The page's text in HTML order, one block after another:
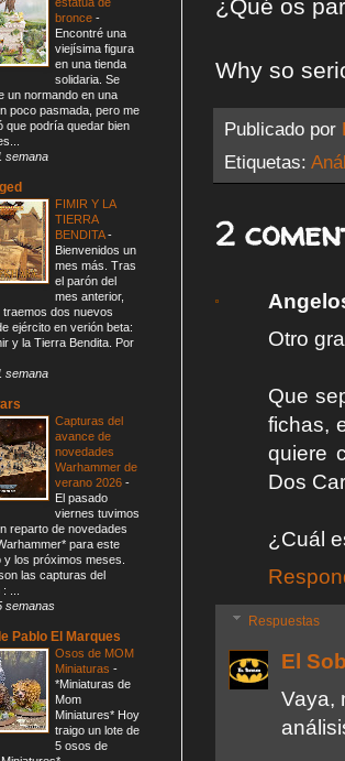
¿Qué os
Why so
Publicado por
Etiquetas:
2
Otro
Que
fichas,
quiere
Dos
¿Cuál
Respuestas
El
Vaya,
bronce -
Encontré una
viejísima figura
en una tienda
solidaria. Se
un normando en una
poco pasmada, pero me
que podría quedar bien
semana
FIMIR Y LA
TIERRA
BENDITA-
Bienvenidos un
mes más. Tras
el parón del
mes anterior,
traemos dos nuevos
ejército en verión beta:
y la Tierra Bendita. Por
semana
Capturas del
avance de
novedades
Warhammer de
verano 2026 -
El pasado
viernes tuvimos
reparto de novedades
para este
y los próximos meses.
las capturas del
...
semanas
Pablo El Marques
Osos de MOM
Miniaturas -
*Miniaturas de
Mom
Miniatures* Hoy
traigo un lote de
5 osos de